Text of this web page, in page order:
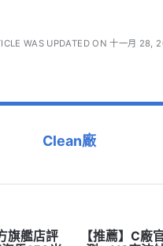
WAS UPDATED ON 十一月 28,
Clean廠
旗艦店評
【推薦】C廠